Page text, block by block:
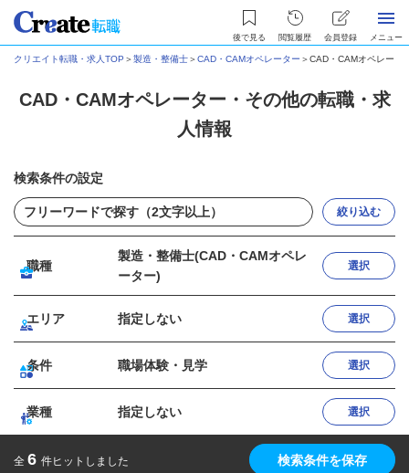
後で見る 閲覧履歴 会員登録 メニュー
クリエイト転職・求人TOP ＞製造・整備士＞CAD・CAMオペレーター ＞CAD・CAMオペレータ
CAD・CAMオペレーター・その他の転職・求
人情報
検索条件の設定
絞り込む
職種
製造・整備士(CAD・CAMオペレ
ーター)
選択
エリア 指定しない 選択
条件 職場体験・見学 選択
業種 指定しない 選択
全 6 件ヒットしました 検索条件を保存